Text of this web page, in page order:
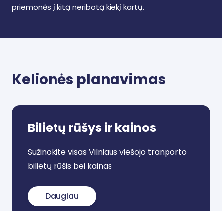
priemonės į kitą neribotą kiekį kartų.
Kelionės planavimas
Bilietų rūšys ir kainos
Sužinokite visas Vilniaus viešojo tranporto
bilietų rūšis bei kainas
Daugiau